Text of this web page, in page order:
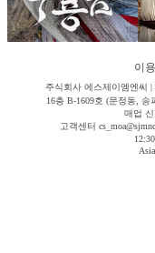
이
주식회사 에스제이엠엔씨
16층 B-1609호 (문정동,
매업 신
고객센터